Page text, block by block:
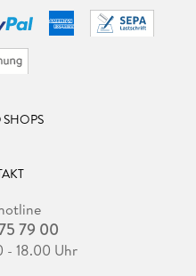
SHOPS
79 00
- 18.00 Uhr